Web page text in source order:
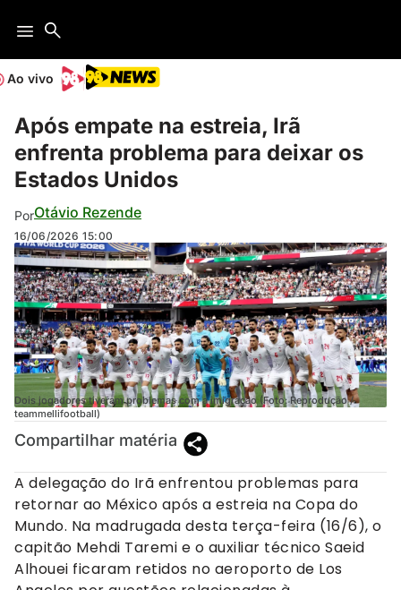
Ao vivo
Após empate na estreia, Irã
enfrenta problema para deixar os
Estados Unidos
PorOtávio Rezende
16/06/2026 15:00
Dois jogadores tiveram problemas com a imigração (Foto: Reprodução /
teammellifootball)
Compartilhar matéria
A delegação do Irã enfrentou problemas para
retornar ao México após a estreia na Copa do
Mundo. Na madrugada desta terça-feira (16/6), o
capitão Mehdi Taremi e o auxiliar técnico Saeid
Alhouei ficaram retidos no aeroporto de Los